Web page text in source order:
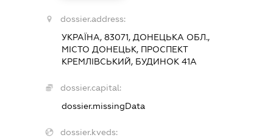
dossier.address:
УКРАЇНА, 83071, ДОНЕЦЬКА ОБЛ.,
МІСТО ДОНЕЦЬК, ПРОСПЕКТ
КРЕМЛІВСЬКИЙ, БУДИНОК 41А
dossier.capital:
dossier.missingData
dossier.kveds: